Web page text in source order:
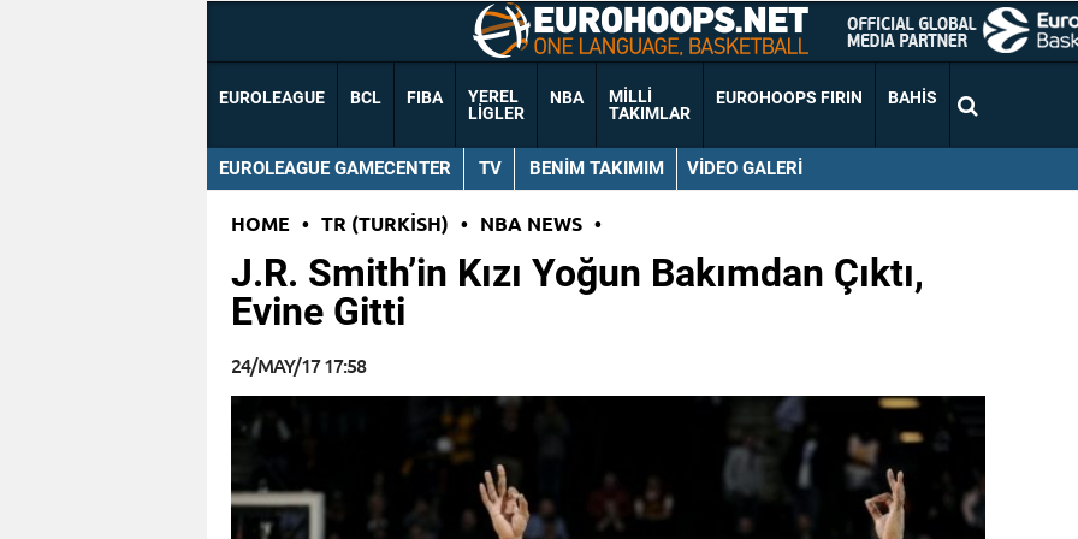
EUROLEAGUE BCL FIBA
YEREL
LIGLER
NBA
MILLI
TAKIMLAR
EUROHOOPS FIRIN BAHIS
EUROLEAGUE GAMECENTER TV BENIM TAKIMIM VIDEO GALERI
HOME • TR (TURKISH) • NBA NEWS •
J.R. Smith’in Kızı Yoğun Bakımdan Çıktı,
Evine Gitti
24/MAY/17 17:58